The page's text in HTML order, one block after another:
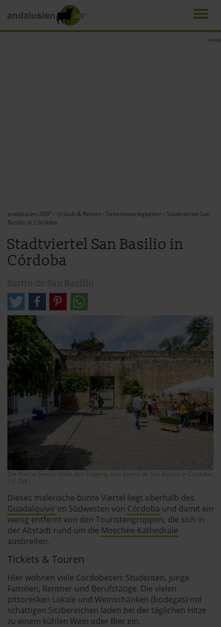
Anzeige
andalusien 360° › Urlaub & Reisen › Sehenswürdigkeiten › Stadtviertel San
Basilio in Córdoba
Stadtviertel San Basilio in
Córdoba
Barrio de San Basilio
Die Puerta Sevilla bildet den Eingang zum Barrio de San Basilio in Córdoba
( © DW )
Dieses malerische bunte Viertel liegt oberhalb des
Guadalquivir im Südwesten von Córdoba und damit ein
wenig entfernt von den Touristengruppen, die sich in
der Altstadt rund um die Moschee-Kathedrale
ausbreiten.
Tickets & Touren
Hier wohnen viele Cordobesen: Studenten, junge
Familien, Rentner und Berufstätige. Die vielen
pittoresken Lokale und Weinschänken (bodegas) mit
schattigen Sitzbereichen laden bei der täglichen Hitze
zu einem kühlen Wein oder Bier ein.